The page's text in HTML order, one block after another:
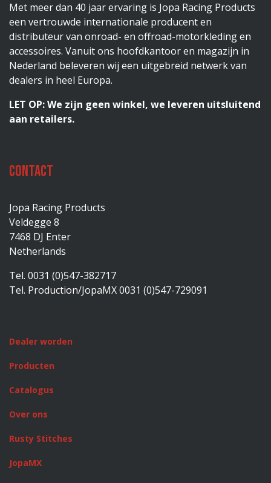
Met meer dan 40 jaar ervaring is Jopa Racing Products
een vertrouwde internationale producent en
distributeur van onroad- en offroad-motorkleding en
accessoires. Vanuit ons hoofdkantoor en magazijn in
Nederland beleveren wij een uitgebreid netwerk van
dealers in heel Europa.
LET OP: We zijn geen winkel, we leveren uitsluitend
aan retailers.
Contact
Jopa Racing Products
Veldegge 8
7468 DJ Enter
Netherlands
Tel. 0031 (0)547-382717
Tel. Production/JopaMX 0031 (0)547-729091
Dealer worden
Producten
Catalogus
Over ons
Rusty Stitches
JopaMX